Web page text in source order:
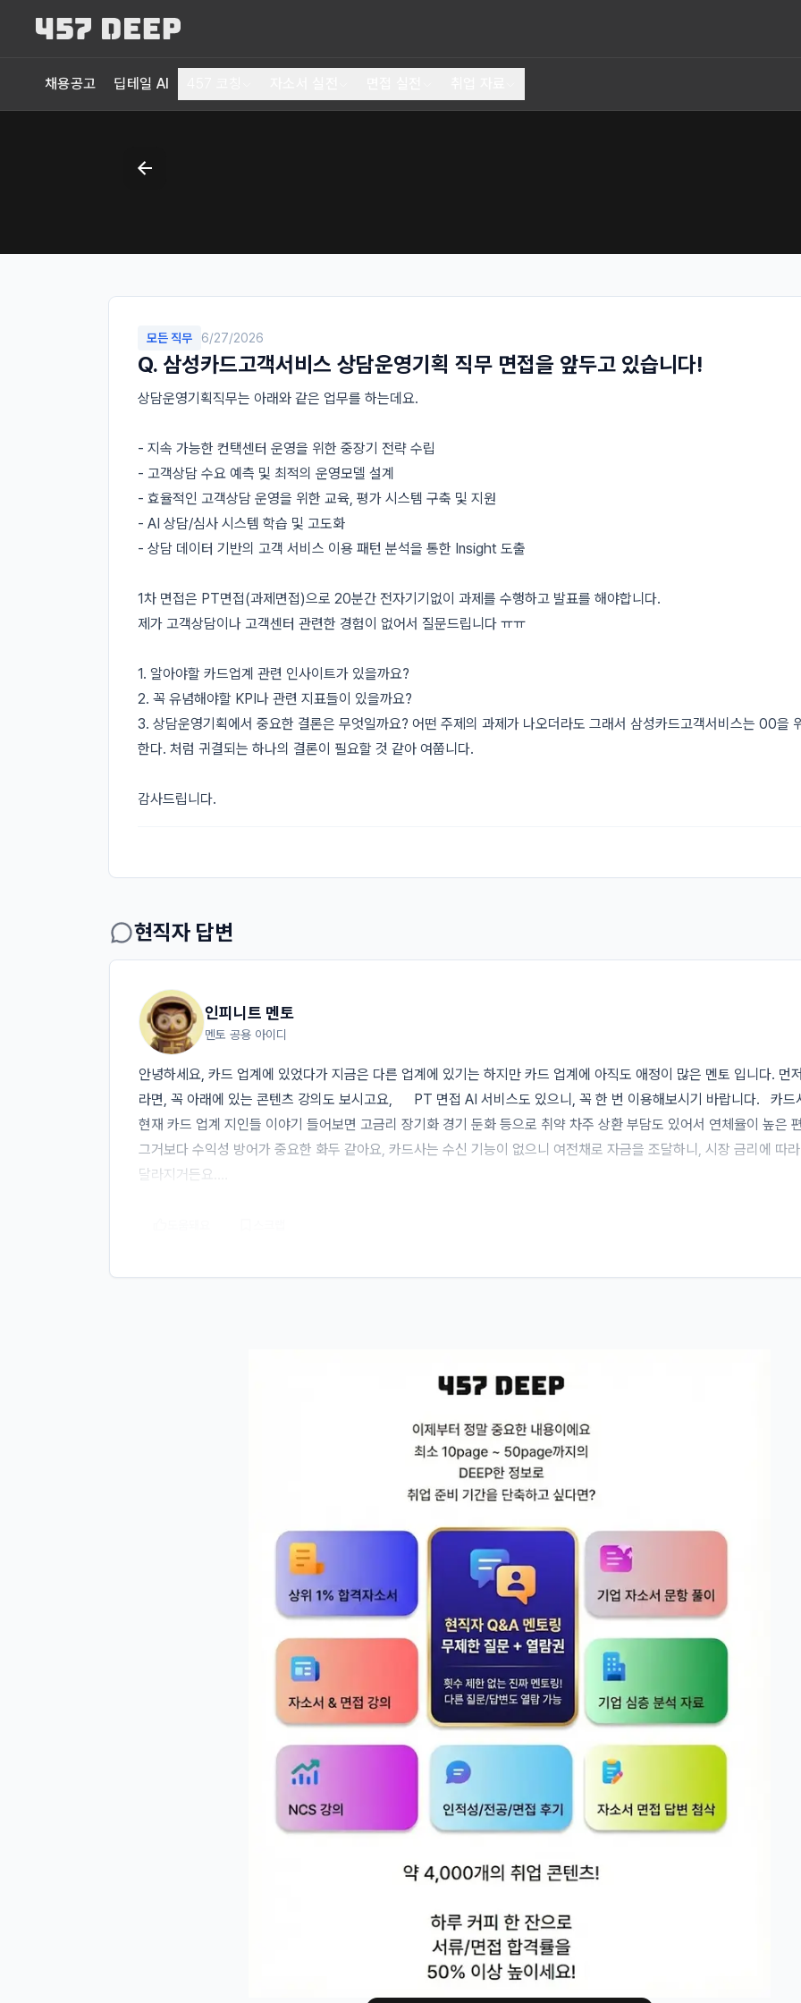
채용공고 딥테일 AI
모든 직무 6/27/2026
Q. 삼성카드고객서비스 상담운영기획 직무 면접을 앞두고 있습니다!
상담운영기획직무는 아래와 같은 업무를 하는데요.
- 지속 가능한 컨택센터 운영을 위한 중장기 전략 수립
- 고객상담 수요 예측 및 최적의 운영모델 설계
- 효율적인 고객상담 운영을 위한 교육, 평가 시스템 구축 및 지원
- AI 상담/심사 시스템 학습 및 고도화
- 상담 데이터 기반의 고객 서비스 이용 패턴 분석을 통한 Insight 도출
1차 면접은 PT면접(과제면접)으로 20분간 전자기기없이 과제를 수행하고 발표를 해야합니다.
제가 고객상담이나 고객센터 관련한 경험이 없어서 질문드립니다 ㅠㅠ
1. 알아야할 카드업계 관련 인사이트가 있을까요?
2. 꼭 유념해야할 KPI나 관련 지표들이 있을까요?
3. 상담운영기획에서 중요한 결론은 무엇일까요? 어떤 주제의 과제가 나오더라도 그래서 삼성카드고객서비스는 00을
한다. 처럼 귀결되는 하나의 결론이 필요할 것 같아 여쭙니다.
현직자 답변
인피니트 멘토
멘토 공용 아이디
안녕하세요, 카드 업계에 있었다가 지금은 다른 업계에 있기는 하지만 카드 업계에 아직도 애정이 많은 멘토 입니다. 먼
라면, 꼭 아래에 있는 콘텐츠 강의도 보시고요,      PT 면접 AI 서비스도 있으니, 꼭 한 번 이용해보시기 바랍니다.   카드
현재 카드 업계 지인들 이야기 들어보면 고금리 장기화 경기 둔화 등으로 취약 차주 상환 부담도 있어서 연체율이 높은
그거보다 수익성 방어가 중요한 화두 같아요, 카드사는 수신 기능이 없으니 여전채로 자금을 조달하니, 시장 금리에 따
달라지거든요.
단순 결제 데이터로만 성장할 수 없으니, 자동차 금융이나, 구독, 데이터 사업등 기존 결제 영역이 아닌 다른 영역으로
리 센터의 원천이라고 하네요, - 이 관점만 알고 가셔도면접관 지리게 할 수 있다는 지인의 조언이 있었습니다.  유념해야
가 해당 직무를 해본 건 아니고, 다른 지인과 지인을 통해 물어보았는데, 평균 처리 시간 : 한 콜을 처리하는 데 걸리는 시
고객이 연결전에 끊어버리는 비율. FCR : 첫 해결 콜 - 고객 만족도 상담사 가독률, 준수율, 이직율, 콜 예측 정확도 (운영
효용성) = 요일, 시간대, 시즌별 인입량을 예측해 인력 배치  그리고 나올 수 있을 것 같은 PT면접 문제라면,
"상담 인입량이 급증하는 시즌에 인력을 늘리지 않고 대응할 방안을 제시하라"
"상담센터 운영 비용을 20% 절감하면서 고객만족도는 유지하는 방안"
"평균처리시간과 첫콜해결률이 상충할 때 어느 쪽을 우선할 것인가"  AI·디지털 전환]
"AI 상담사를 어느 업무부터 도입할지 우선순위를 정하고 근거를 제시하라"
"AI 챗봇 도입 후 고객 불만이 오히려 늘었다. 원인과 개선안은?"  데이터 인사이트 도출
"상담 데이터를 활용해 고객 이탈을 줄일 방안을 제시하라"
"VOC(고객의 소리) 분석 결과를 어떻게 상품·서비스 개선으로 연결할 것인가"
"상담 데이터로 만들 수 있는 새로운 가치(사업)는 무엇인가"  인력·교육·평가] "상담사 이직률이 높다. 원인 분석과 대책
"AI 시대에 상담사에게 필요한 새로운 역량과 교육 방안"  고객경험·취약계층]
"고령 고객의 디지털 상담 접근성을 높일 방안"
"AI 상담과 사람 상담을 어떻게 매끄럽게 연결(라우팅)할 것인가"   결론  이건 어떤 주제를 받고, 지원자님이 어떤 내용을
냐에 따라 완전히 달라질 수 있는 내용일텐데요 그나마 무난하고 어디에든 배치할 수 있는 결론이라면,
삼성카드고객서비스는 '비용 효율과 고객경험을 동시에 달성'하기 위해 'AI와 사람의 최적 분업을 데이터로 설계'해야 한
같습니다. 그리고 이를 정리하면, 어떤 주제, 내용이든 이렇게 귀결되어야 할 거 같습니다.  지속가능한 상담센터 운영